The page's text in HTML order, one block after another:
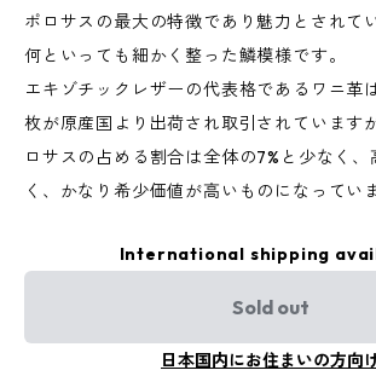
ポロサスの最大の特徴であり魅力とされて
何といっても細かく整った鱗模様です。
エキゾチックレザーの代表格であるワニ革
枚が原産国より出荷され取引されています
ロサスの占める割合は全体の7%と少なく、
く、かなり希少価値が高いものになってい
International shipping
Sold out
日本国内にお住まいの方向